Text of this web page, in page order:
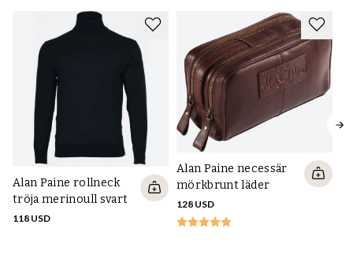
Alan Paine rollneck
tröja merinoull svart
118 USD
Alan Paine necessär
mörkbrunt läder
128 USD